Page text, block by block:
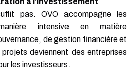
pas. OVO accompagne les
intensive en matière
de gestion financière et
deviennent des entreprises
les investisseurs.